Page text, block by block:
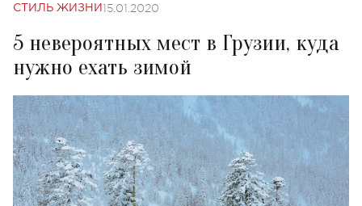
СТИЛЬ ЖИЗНИ 15.01.2020
5 невероятных мест в Грузии, куда
нужно ехать зимой